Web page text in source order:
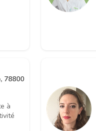
78800
à